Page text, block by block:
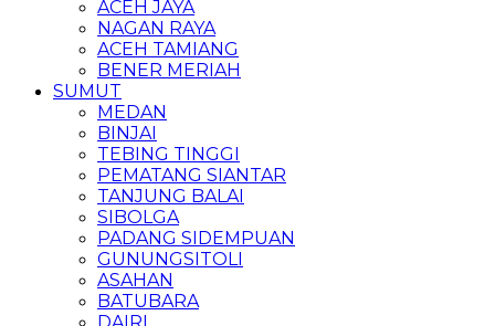
ACEH JAYA
NAGAN RAYA
ACEH TAMIANG
BENER MERIAH
SUMUT
MEDAN
BINJAI
TEBING TINGGI
PEMATANG SIANTAR
TANJUNG BALAI
SIBOLGA
PADANG SIDEMPUAN
GUNUNGSITOLI
ASAHAN
BATUBARA